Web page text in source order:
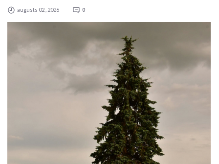
augusts 02 , 2026 0